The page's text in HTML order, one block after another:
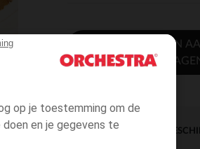
op je toestemming om de
en je gegevens te
TOEVOEGEN
DIRECTE